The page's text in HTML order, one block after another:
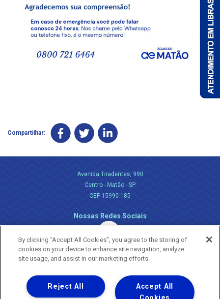
Compartilhar:
Avenida Tiradentes, 990
Centro - Matão - SP
CEP 15990-185
Nossas Redes Sociais
Uma empresa
Copyright ® 2026 - Todos os Direitos Reservados.
By clicking “Accept All Cookies”, you agree to the storing of
cookies on your device to enhance site navigation, analyze
site usage, and assist in our marketing efforts.
Accept All
Reject All